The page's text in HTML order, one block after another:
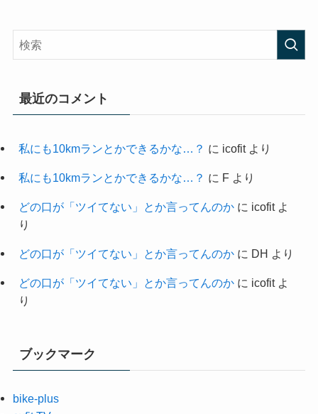
最近のコメント
私にも10kmランとかできるかな…？ に icofitより
私にも10kmランとかできるかな…？ に Fより
どの口が「ツイてない」とか言ってんのかに icofitよ
り
どの口が「ツイてない」とか言ってんのかに DH より
どの口が「ツイてない」とか言ってんのかに icofitよ
り
ブックマーク
bike-plus